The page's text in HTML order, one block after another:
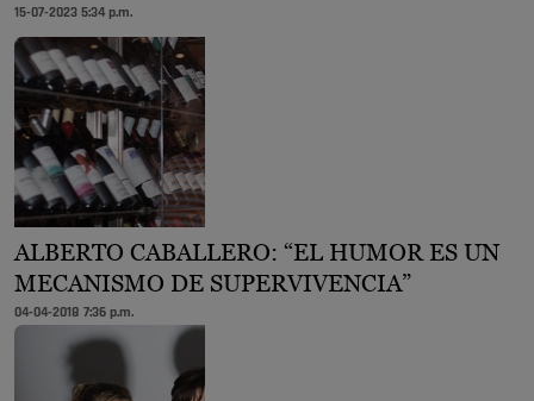
15-07-2023 5:34 p.m.
ALBERTO CABALLERO: “EL HUMOR ES UN
MECANISMO DE SUPERVIVENCIA”
04-04-2018 7:36 p.m.